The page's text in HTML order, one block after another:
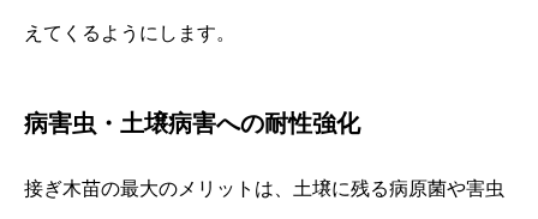
えてくるようにします。
病害虫・土壌病害への耐性強化
接ぎ木苗の最大のメリットは、土壌に残る病原菌や害虫